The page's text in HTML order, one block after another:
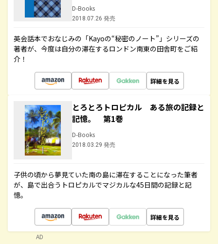
D-Books
2018.07.26 発売
英会話本でおなじみの「Kayoの“秘密のノート”」シリーズの
著者が、今度は自分の滞在するロンドン南東の田舎町をご紹
介！
詳細を見る
とろとろトロピカル ある旅の記録と
記憶。 第1巻
D-Books
2018.03.29 発売
子供の頃から夢見ていた南の島に滞在することになった筆者
が、島で出合うトロピカルでマジカルな45日間の記録と記
憶。
詳細を見る
AD